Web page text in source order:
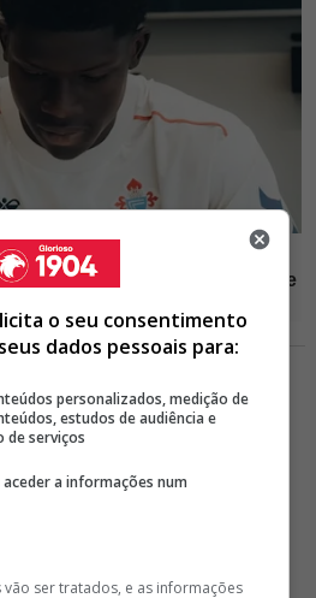
CENTRAL DO
CONTRATO ATÉ
com futebolista e
mais duas temporadas de
épocas no Clube
o seu consentimento
dados pessoais para:
personalizados, medição de
estudos de audiência e
de serviços
a informações num
ser tratados, e as informações